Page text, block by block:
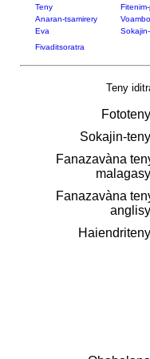
Teny
Anaran-tsamirery
Eva
Fivaditsoratra
Teny
Fototeny
Sokajin-teny
Fanazavàna
malagasy
Fanazavàna
anglisy
Haiendriteny